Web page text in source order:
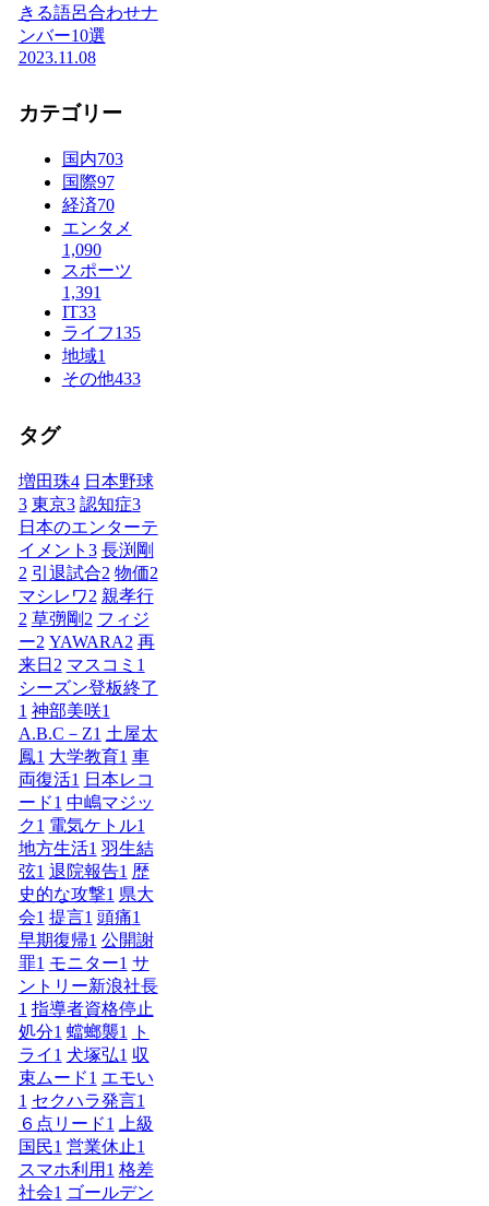
きる語呂合わせナ
ンバー10選
2023.11.08
カテゴリー
国内703
国際97
経済70
エンタメ
1,090
スポーツ
1,391
IT33
ライフ135
地域1
その他433
タグ
増田珠4 日本野球
3 東京3 認知症3
日本のエンターテ
イメント 3 長渕剛
2 引退試合2 物価2
マシレワ2 親孝行
2 草彅剛 2 フィジ
ー2 YAWARA2 再
来日 2 マスコミ 1
シーズン登板終了
1 神部美咲1
A.B.C－Z1 土屋太
鳳1 大学教育1 車
両復活1 日本レコ
ード1 中嶋マジッ
ク1 電気ケトル1
地方生活1 羽生結
弦1 退院報告1 歴
史的な攻撃1 県大
会1 提言1 頭痛1
早期復帰1 公開謝
罪1 モニター1 サ
ントリー新浪社長
1 指導者資格停止
処分1 蟷螂襲1
ト
ライ 1 犬塚弘1 収
束ムード1 エモい
1 セクハラ発言1
６点リード1
上級
国民1 営業休止1
スマホ利用 1 格差
社会1 ゴールデン